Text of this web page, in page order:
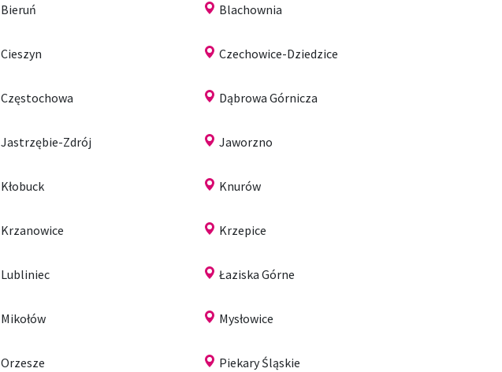
Bieruń Blachownia
Cieszyn Czechowice-Dziedzice
Częstochowa Dąbrowa Górnicza
Jastrzębie-Zdrój Jaworzno
Kłobuck Knurów
Krzanowice Krzepice
Lubliniec Łaziska Górne
Mikołów Mysłowice
Orzesze Piekary Śląskie